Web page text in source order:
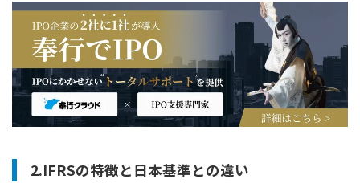
2.IFRSの特徴と日本基準との違い